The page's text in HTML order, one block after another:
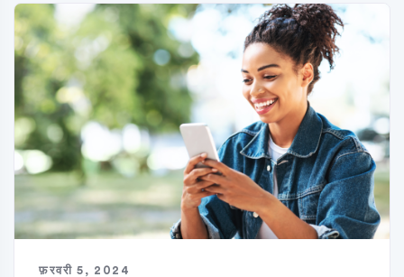
फ़रवरी 5, 2024